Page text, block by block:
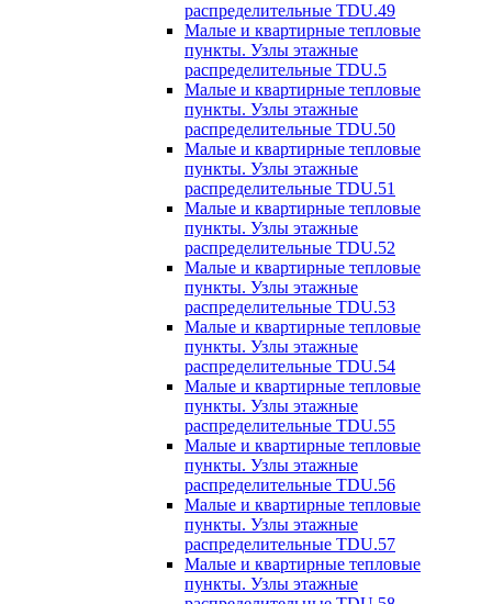
распределительные TDU.49
Малые и квартирные тепловые
пункты. Узлы этажные
распределительные TDU.5
Малые и квартирные тепловые
пункты. Узлы этажные
распределительные TDU.50
Малые и квартирные тепловые
пункты. Узлы этажные
распределительные TDU.51
Малые и квартирные тепловые
пункты. Узлы этажные
распределительные TDU.52
Малые и квартирные тепловые
пункты. Узлы этажные
распределительные TDU.53
Малые и квартирные тепловые
пункты. Узлы этажные
распределительные TDU.54
Малые и квартирные тепловые
пункты. Узлы этажные
распределительные TDU.55
Малые и квартирные тепловые
пункты. Узлы этажные
распределительные TDU.56
Малые и квартирные тепловые
пункты. Узлы этажные
распределительные TDU.57
Малые и квартирные тепловые
пункты. Узлы этажные